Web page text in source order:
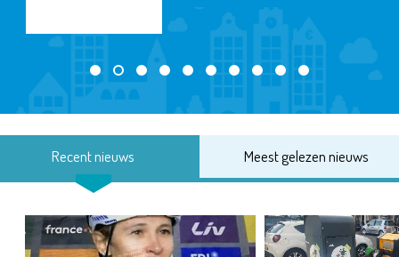
Recent nieuws Meest gelezen nieuws